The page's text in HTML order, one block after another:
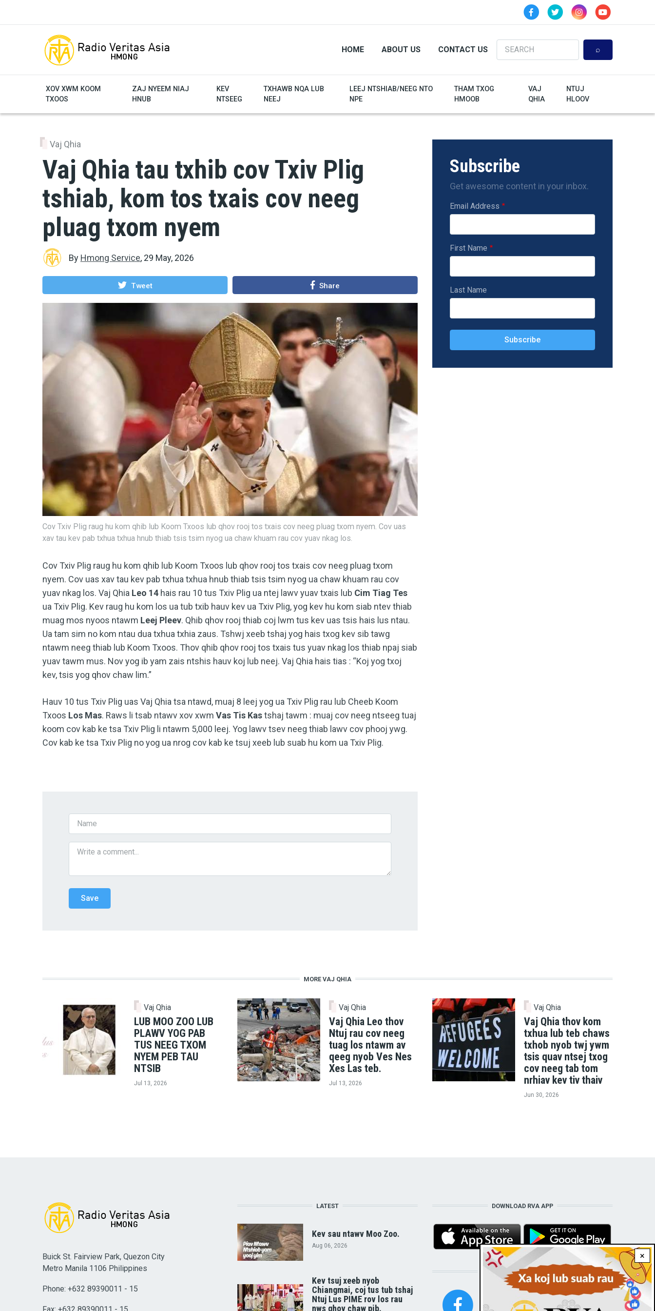
HOME ABOUT US CONTACT US
Search
XOV XWM KOOM
TXOOS
ZAJ NYEEM NIAJ
HNUB
KEV
NTSEEG
TXHAWB NQA LUB
NEEJ
LEEJ NTSHIAB/NEEG NTO
NPE
THAM TXOG
HMOOB
VAJ
QHIA
NTUJ
HLOOV
Vaj Qhia
Vaj Qhia tau txhib cov Txiv Plig
tshiab, kom tos txais cov neeg
pluag txom nyem
By Hmong Service, 29 May, 2026
Tweet Share
Cov Txiv Plig raug hu kom qhib lub Koom Txoos lub qhov rooj tos txais cov neeg pluag txom nyem. Cov uas
xav tau kev pab txhua txhua hnub thiab tsis tsim nyog ua chaw khuam rau cov yuav nkag los.
Cov Txiv Plig raug hu kom qhib lub Koom Txoos lub qhov rooj tos txais cov neeg pluag txom
nyem. Cov uas xav tau kev pab txhua txhua hnub thiab tsis tsim nyog ua chaw khuam rau cov
yuav nkag los. Vaj Qhia Leo 14 hais rau 10 tus Txiv Plig ua ntej lawv yuav txais lub Cim Tiag Tes
ua Txiv Plig. Kev raug hu kom los ua tub txib hauv kev ua Txiv Plig, yog kev hu kom siab ntev thiab
muag mos nyoos ntawm Leej Pleev. Qhib qhov rooj thiab coj lwm tus kev uas tsis hais lus ntau.
Ua tam sim no kom ntau dua txhua txhia zaus. Tshwj xeeb tshaj yog hais txog kev sib tawg
ntawm neeg thiab lub Koom Txoos. Thov qhib qhov rooj tos txais tus yuav nkag los thiab npaj siab
yuav tawm mus. Nov yog ib yam zais ntshis hauv koj lub neej. Vaj Qhia hais tias : “Koj yog txoj
kev, tsis yog qhov chaw lim.”
Hauv 10 tus Txiv Plig uas Vaj Qhia tsa ntawd, muaj 8 leej yog ua Txiv Plig rau lub Cheeb Koom
Txoos Los Mas. Raws li tsab ntawv xov xwm Vas Tis Kastshaj tawm : muaj cov neeg ntseeg tuaj
koom cov kab ke tsa Txiv Plig li ntawm 5,000 leej. Yog lawv tsev neeg thiab lawv cov phooj ywg.
Cov kab ke tsa Txiv Plig no yog ua nrog cov kab ke tsuj xeeb lub suab hu kom ua Txiv Plig.
Subscribe
Get awesome content in your inbox.
Email Address
First Name
Last Name
MORE VAJ QHIA
Vaj Qhia
LUB MOO ZOO LUB
PLAWV YOG PAB
TUS NEEG TXOM
NYEM PEB TAU
NTSIB
Jul 13, 2026
Vaj Qhia
Vaj Qhia Leo thov
Ntuj rau cov neeg
tuag los ntawm av
qeeg nyob Ves Nes
Xes Las teb.
Jul 13, 2026
Vaj Qhia
Vaj Qhia thov kom
txhua lub teb chaws
txhob nyob twj ywm
tsis quav ntsej txog
cov neeg tab tom
nrhiav kev tiv thaiv
Jun 30, 2026
×
Buick St. Fairview Park, Quezon City
Metro Manila 1106 Philippines
Phone: +632 89390011 - 15
LATEST
Kev sau ntawv Moo Zoo.
Aug 06, 2026
Kev tsuj xeeb nyob
Chiangmai, coj tus tub tshaj
Ntuj Lus PIME rov los rau
nws qhov chaw pib.
DOWNLOAD RVA APP
STAY CONNECTED WITH US!